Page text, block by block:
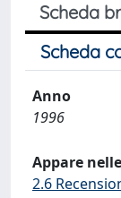
Scheda
Scheda
Anno
1996
Appare
2.6